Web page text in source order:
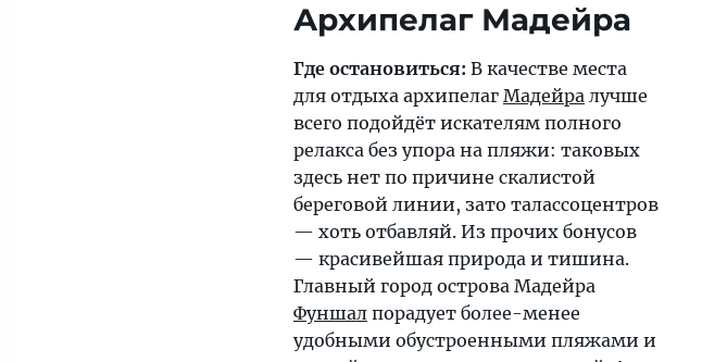
Архипелаг Мадейра
Где остановиться: В качестве места
для отдыха архипелаг Мадейра лучше
всего подойдёт искателям полного
релакса без упора на пляжи: таковых
здесь нет по причине скалистой
береговой линии, зато талассоцентров
— хоть отбавляй. Из прочих бонусов
— красивейшая природа и тишина.
Главный город острова Мадейра
Фуншал порадует более-менее
удобными обустроенными пляжами и